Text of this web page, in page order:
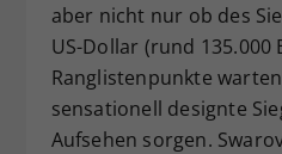
aber nicht nur ob des
US-Dollar (rund 135.000
Ranglistenpunkte
sensationell designte
Aufsehen sorgen.